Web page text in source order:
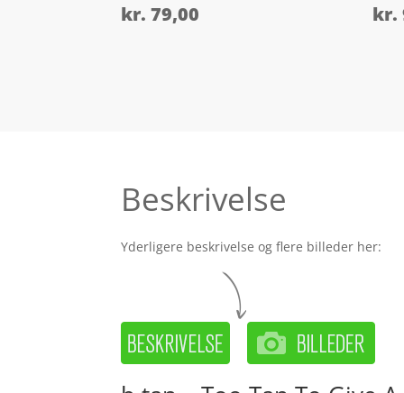
kr. 79,00 kr.
Beskrivelse
Yderligere beskrivelse og flere billeder her: